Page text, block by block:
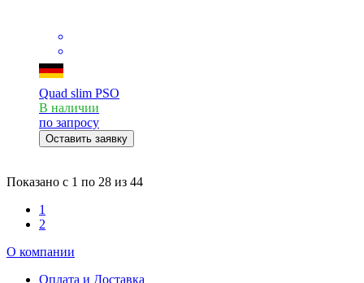
Quad slim PSO
В наличии
по запросу
Оставить заявку
Показано с 1 по 28 из 44
1
2
О компании
Оплата и Доставка